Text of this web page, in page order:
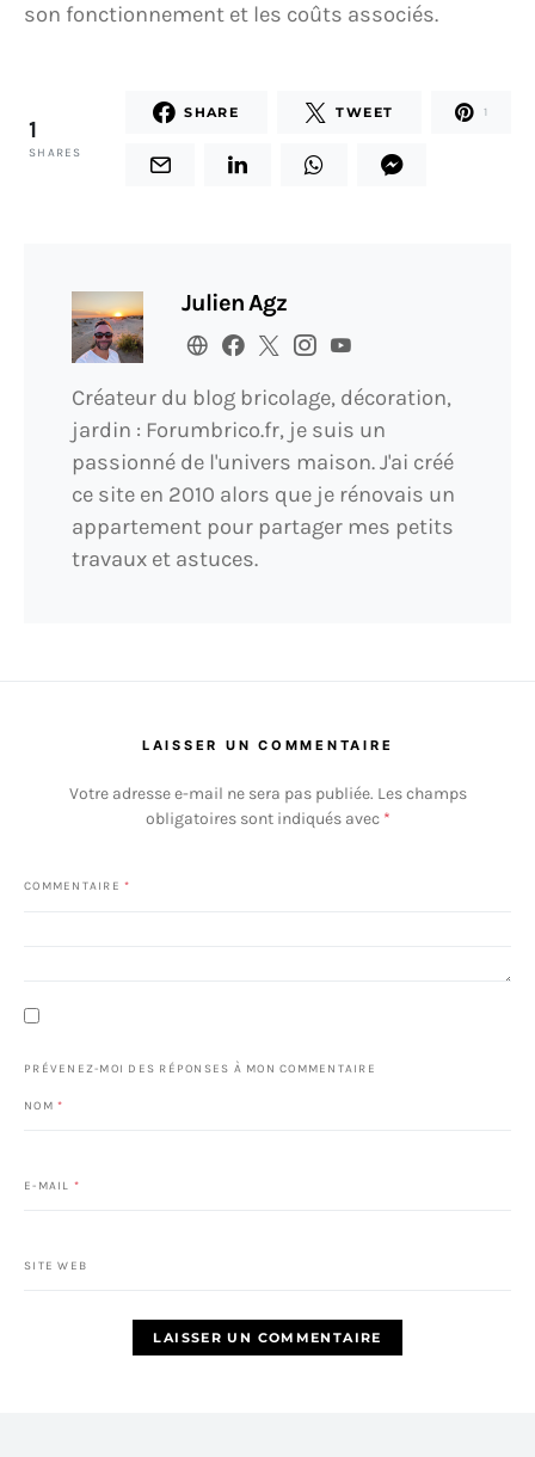
son fonctionnement et les coûts associés.
1
SHARES
SHARE TWEET 1
Julien Agz
Créateur du blog bricolage, décoration,
jardin : Forumbrico.fr, je suis un
passionné de l'univers maison. J'ai créé
ce site en 2010 alors que je rénovais un
appartement pour partager mes petits
travaux et astuces.
LAISSER UN COMMENTAIRE
Votre adresse e-mail ne sera pas publiée. Les champs
obligatoires sont indiqués avec *
COMMENTAIRE *
PRÉVENEZ-MOI DES RÉPONSES À MON COMMENTAIRE
NOM *
E-MAIL *
SITE WEB